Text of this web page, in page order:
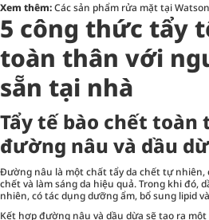
Xem thêm:Các sản phẩm rửa mặt tại
5 công thức tẩy
toàn thân với
sẵn tại nhà
Tẩy tế bào chết toàn
đường nâu và dầu
Đường nâu là một chất tẩy da chết tự nhiên,
chết và làm sáng da hiệu quả. Trong khi đó,
nhiên, có tác dụng dưỡng ẩm, bổ sung lipid
Kết hợp đường nâu và dầu dừa sẽ tạo ra